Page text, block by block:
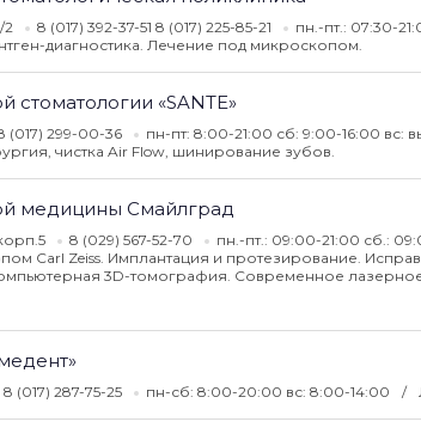
2 8 (017) 392-37-51 8 (017) 225-85-21 пн.-пт.: 07:30-
диагностика. Лечение под микроскопом.
стоматологии «SANTE»
(017) 299-00-36 пн-пт: 8:00-21:00 сб: 9:00-16:00 вс:
чистка Air Flow, шинирование зубов.
медицины Смайлград
8 (029) 567-52-70 пн.-пт.: 09:00-21:00 сб.:
Carl Zeiss. Имплантация и протезирование.
3D-томография. Современное
8 (017) 287-75-25 пн-сб: 8:00-20:00 вс: 8:00-14:00